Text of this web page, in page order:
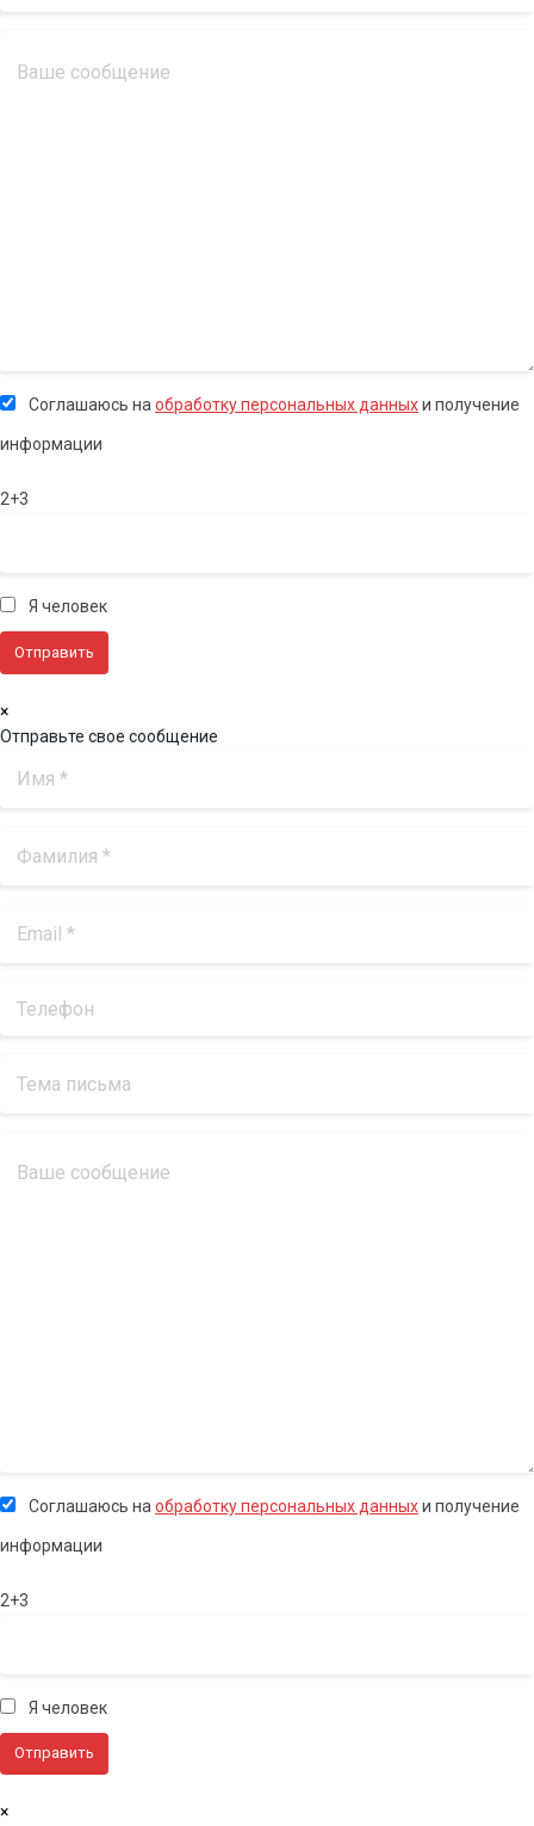
Соглашаюсь на обработку персональных данныхи получение
информации
2+3
Я человек
×
Отправьте свое сообщение
Соглашаюсь на обработку персональных данныхи получение
информации
2+3
Я человек
×